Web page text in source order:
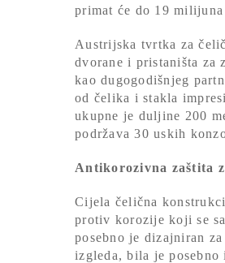
primat će do 19
Austrijska tvrtka za
dvorane i pristaništa za
kao dugogodišnjeg
od čelika i stakla
ukupne je duljine 200
podržava 30 uskih
Antikorozivna zaštita
Cijela čelična
protiv korozije koji se
posebno je dizajniran
izgleda, bila je